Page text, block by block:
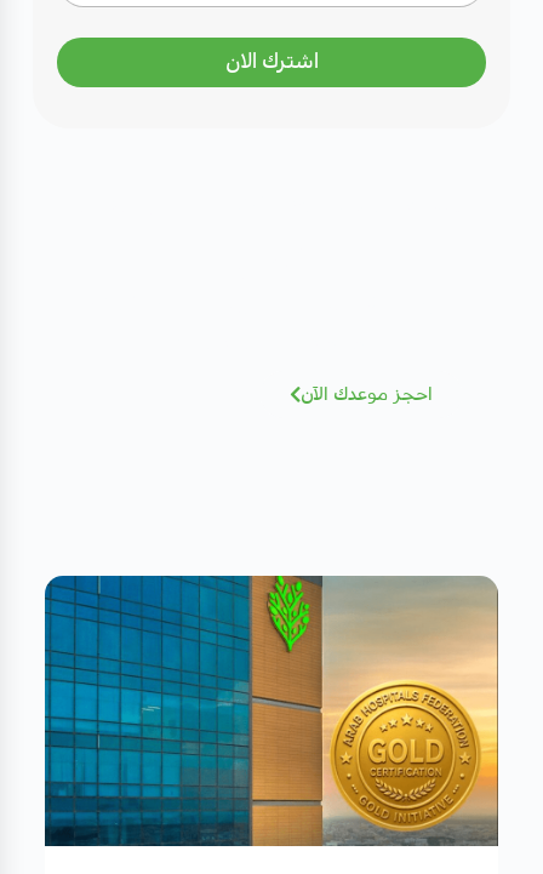
اشترك الان
احجز موعدك الآن